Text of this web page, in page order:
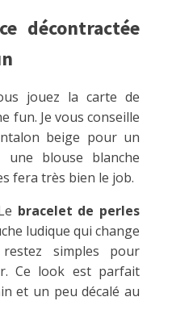
décontractée
jouez la carte de
fun. Je vous conseille
beige pour un
une blouse blanche
fera très bien le job.
bracelet de perles
ludique qui change
simples pour
Ce look est parfait
et un peu décalé au